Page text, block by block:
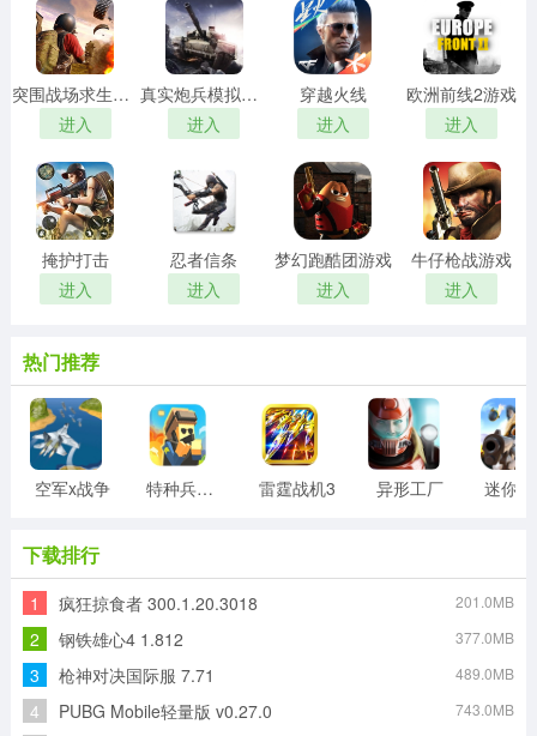
突围战场求生行动游戏
进入
真实炮兵模拟游戏
进入
穿越火线
进入
欧洲前线2游戏
进入
掩护打击
进入
忍者信条
进入
梦幻跑酷团游戏
进入
牛仔枪战游戏
进入
热门推荐
空军x战争 特种兵王游戏 雷霆战机3 异形工厂
下载排行
1 疯狂掠食者 300.1.20.3018 201.0MB
2 钢铁雄心4 1.812 377.0MB
3 枪神对决国际服 7.71 489.0MB
4 PUBG Mobile轻量版 v0.27.0 743.0MB